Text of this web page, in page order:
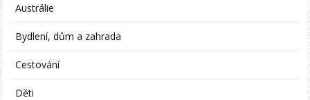
Austrálie
Bydlení, dům a zahrada
Cestování
Děti